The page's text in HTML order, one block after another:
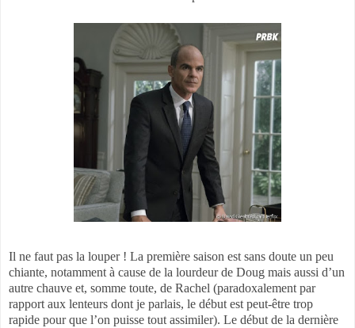
Il ne faut pas la louper ! La première saison est sans doute un peu
chiante, notamment à cause de la lourdeur de Doug mais aussi d’un
autre chauve et, somme toute, de Rachel (paradoxalement par
rapport aux lenteurs dont je parlais, le début est peut-être trop
rapide pour que l’on puisse tout assimiler). Le début de la dernière